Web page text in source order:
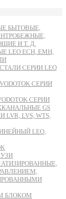
БЫТОВЫЕ,
И Т. Д.
ECH, EMH,
СЕРИИ LEO
СЕРИИ
СЕРИИ
GS
LVR, LVS, WTS,
LEO,
БЛОКОМ